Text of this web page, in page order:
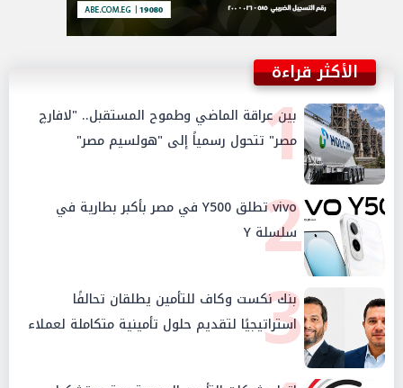
الأكثر قراءة
1
بين عراقة الماضي وطموح المستقبل.. "لافارچ
مصر" تتحول رسمياً إلى "هولسيم مصر"
2
vivo تطلق Y500 في مصر بأكبر بطارية في
سلسلة Y
3
بنك نكست وكاف للتأمين يطلقان تحالفًا
استراتيجيًا لتقديم حلول تأمينية متكاملة لعملاء
البنك